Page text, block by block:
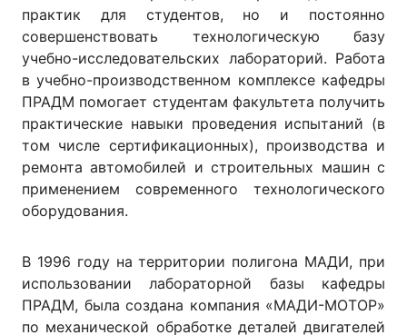
практик для студентов, но и постоянно
совершенствовать технологическую базу
учебно-исследовательских лабораторий. Работа
в учебно-производственном комплексе кафедры
ПРАДМ помогает студентам факультета получить
практические навыки проведения испытаний (в
том числе сертификационных), производства и
ремонта автомобилей и строительных машин с
применением современного технологического
оборудования.
В 1996 году на территории полигона МАДИ, при
использовании лабораторной базы кафедры
ПРАДМ, была создана компания «МАДИ-МОТОР»
по механической обработке деталей двигателей